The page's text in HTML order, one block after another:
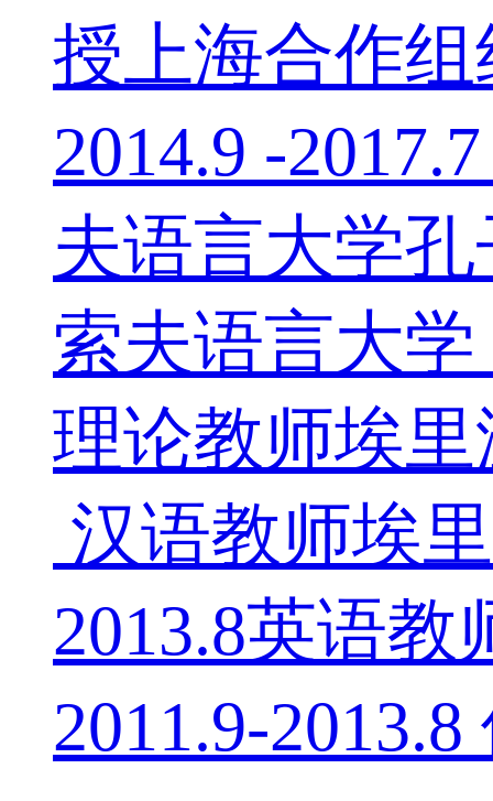
授上海合作组
2014.9 -
夫语言大学
索夫语言大
理论教师埃里
汉语教师埃
2013.8英语
2011.9-